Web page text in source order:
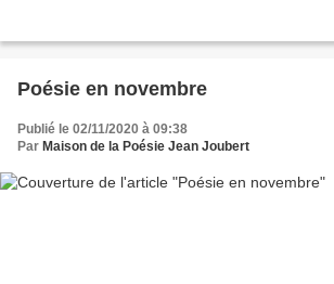
Poésie en novembre
Publié le 02/11/2020 à 09:38
Par Maison de la Poésie Jean Joubert